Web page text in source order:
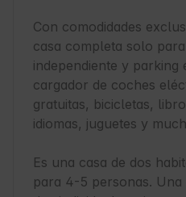
Con comodidades
casa completa solo
independiente y parking
cargador de coches
gratuitas, bicicletas,
idiomas, juguetes y
Es una casa de dos
para 4-5 personas.